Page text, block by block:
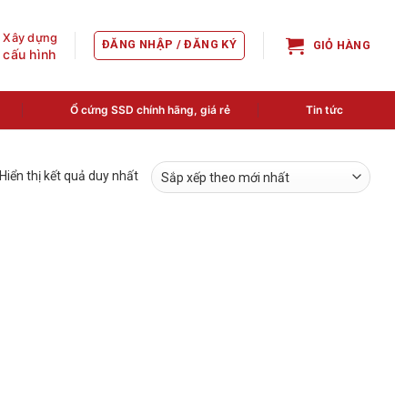
Xây dựng
cấu hình
ĐĂNG NHẬP / ĐĂNG KÝ GIỎ HÀNG
Ổ cứng SSD chính hãng, giá rẻ Tin tức
Hiển thị kết quả duy nhất